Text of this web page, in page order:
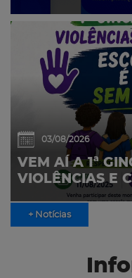
03/08/2026
VEM AÍ A 1ª
VIOLÊNCIAS E
+ Notícias